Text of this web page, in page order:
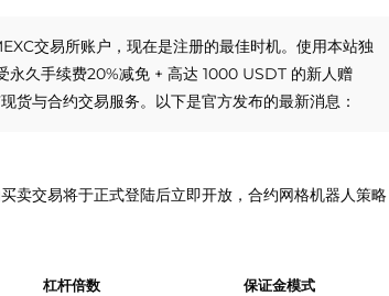
交易所账户，现在是注册的最佳时机。使用本站独
永久手续费20%减免 + 高达 1000 USDT 的新人赠
货与合约交易服务。以下是官方发布的最新消息：
卖交易将于正式登陆后立即开放，合约网格机器人策略
杠杆倍数 保证金模式